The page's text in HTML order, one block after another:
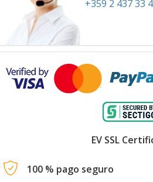
+359 2 437 33
EV SSL
100 % pago seguro